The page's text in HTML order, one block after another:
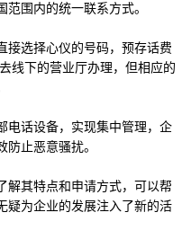
围内的统一联系方式。
接选择心仪的号码，预存话费
线下的营业厅办理，但相应的
电话设备，实现集中管理，企
止恶意骚扰。
解其特点和申请方式，可以帮
疑为企业的发展注入了新的活